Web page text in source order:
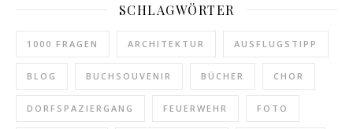
SCHLAGWÖRTER
1000 FRAGEN ARCHITEKTUR AUSFLUGSTIPP
BLOG BUCHSOUVENIR BÜCHER CHOR
DORFSPAZIERGANG FEUERWEHR FOTO